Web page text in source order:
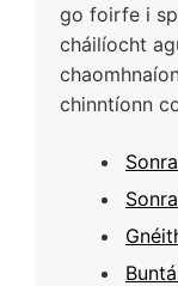
go foirfe i
cháilíocht
chinntíonn